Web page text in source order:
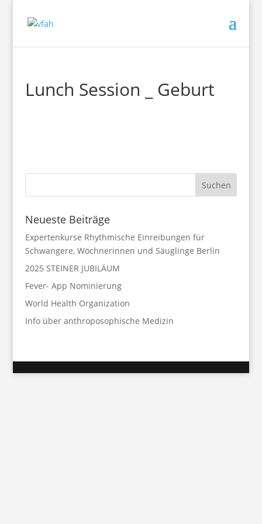
Lunch Session _ Geburt
Neueste Beiträge
Expertenkurse Rhythmische Einreibungen für
Schwangere, Wöchnerinnen und Säuglinge Berlin
2025 STEINER JUBILÄUM
Fever- App Nominierung
World Health Organization
Info über anthroposophische Medizin